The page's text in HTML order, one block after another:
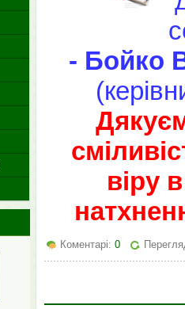
- Бойко
віру
Коментарі: 0